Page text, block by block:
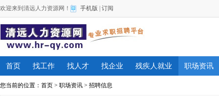
欢迎来到清远人力资源网！ 手机版 订阅
首页 找工作 找人才 找企业 残疾人就业 职场资讯
您当前的位置： 首页 > 职场资讯 > 招聘信息